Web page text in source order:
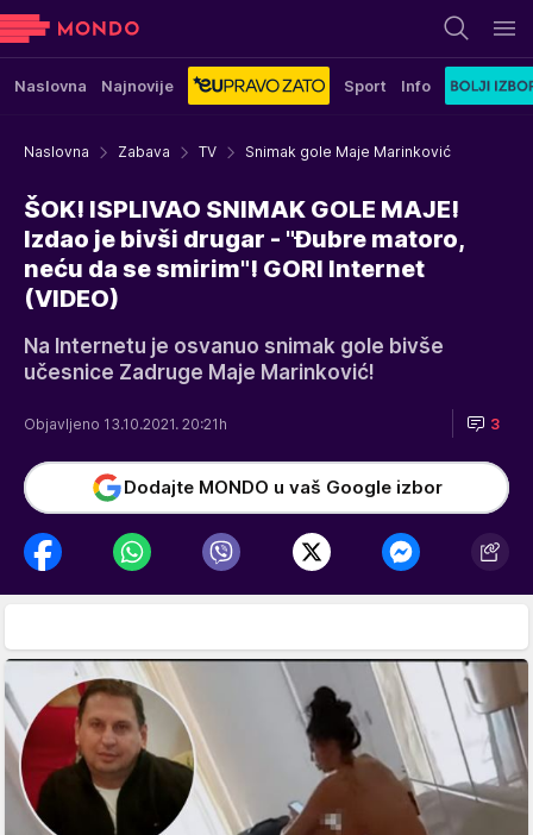
Naslovna Najnovije Sport Info
Naslovna Zabava TV Snimak gole Maje Marinković
ŠOK! ISPLIVAO SNIMAK GOLE MAJE!
Izdao je bivši drugar - "Đubre matoro,
neću da se smirim"! GORI Internet
(VIDEO)
Na Internetu je osvanuo snimak gole bivše
učesnice Zadruge Maje Marinković!
Objavljeno 13.10.2021. 20:21h 3
Dodajte MONDO u vaš Google izbor